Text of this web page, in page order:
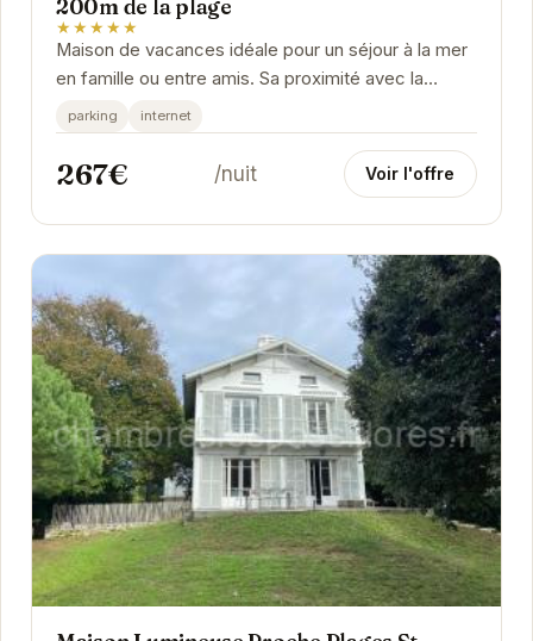
200m de la plage
★★★★★
Maison de vacances idéale pour un séjour à la mer
en famille ou entre amis. Sa proximité avec la
plage, son confort et sa capacité d’accueil...
parking internet
267€ /nuit Voir l'offre